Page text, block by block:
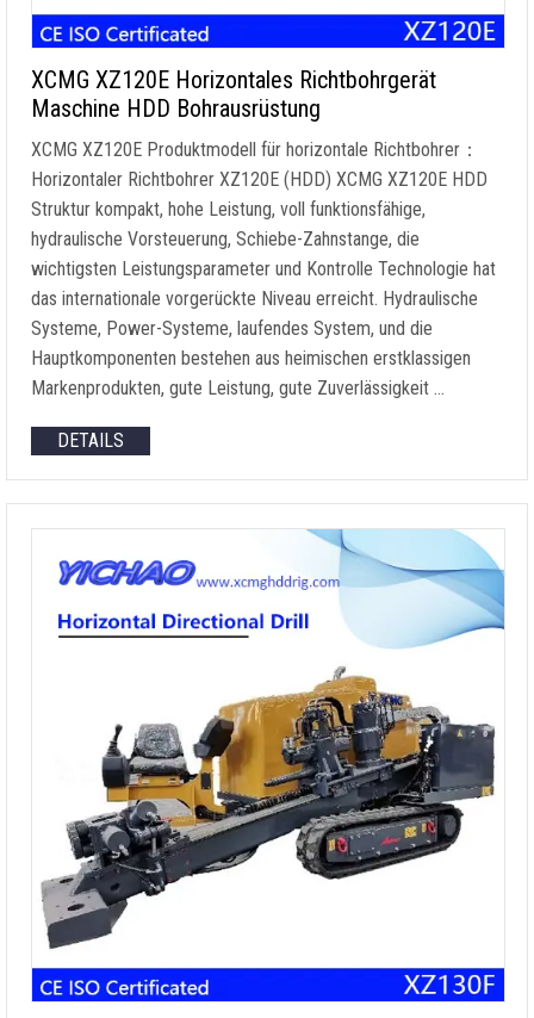
XCMG XZ120E Horizontales Richtbohrgerät
Maschine HDD Bohrausrüstung
XCMG XZ120E Produktmodell für horizontale Richtbohrer：
Horizontaler Richtbohrer XZ120E (HDD) XCMG XZ120E HDD
Struktur kompakt, hohe Leistung, voll funktionsfähige,
hydraulische Vorsteuerung, Schiebe-Zahnstange, die
wichtigsten Leistungsparameter und Kontrolle Technologie hat
das internationale vorgerückte Niveau erreicht. Hydraulische
Systeme, Power-Systeme, laufendes System, und die
Hauptkomponenten bestehen aus heimischen erstklassigen
Markenprodukten, gute Leistung, gute Zuverlässigkeit …
DETAILS